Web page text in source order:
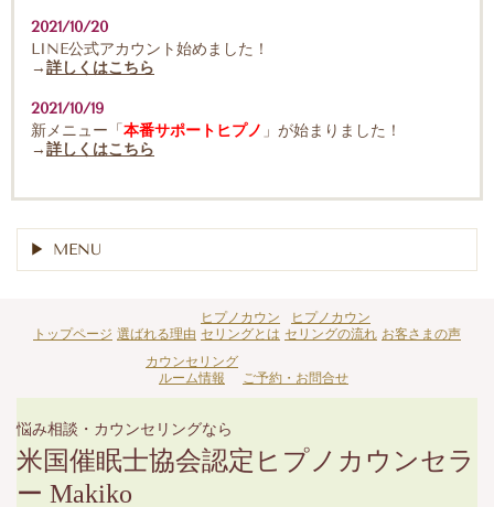
2021/10/20
LINE公式アカウント始めました！
→詳しくはこちら
2021/10/19
新メニュー「本番サポートヒプノ 」が始まりました！
→詳しくはこちら
MENU
トップページ 選ばれる理由
ヒプノカウン
セリングとは
ヒプノカウン
セリングの流れ お客さまの声
カウンセリング
ルーム情報
ご予約・お問合せ
悩み相談・カウンセリングなら
米国催眠士協会認定ヒプノカウンセラ
ー Makiko